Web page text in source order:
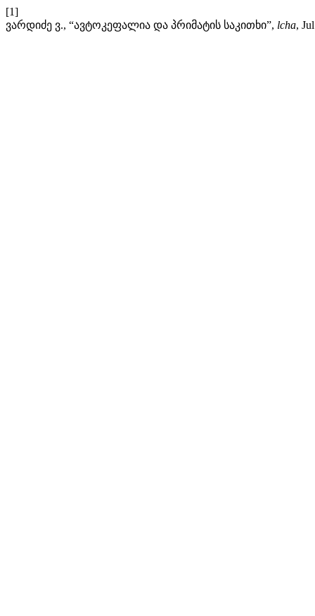
[1]
ვარდიძე ვ., “ავტოკეფალია და პრიმატის საკითხი”, lcha,